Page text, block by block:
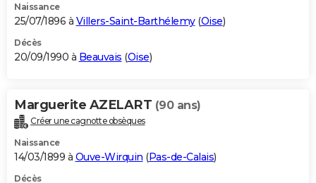
Naissance
25/07/1896 à Villers-Saint-Barthélemy(Oise)
Décès
20/09/1990 à Beauvais (Oise)
Marguerite AZELART (90 ans)
Créer une cagnotte obsèques
Naissance
14/03/1899 à Ouve-Wirquin (Pas-de-Calais)
Décès